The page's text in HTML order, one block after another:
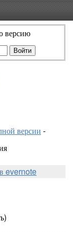
версию
версии -
в evernote